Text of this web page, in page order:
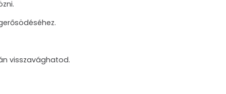
visszavághatod.